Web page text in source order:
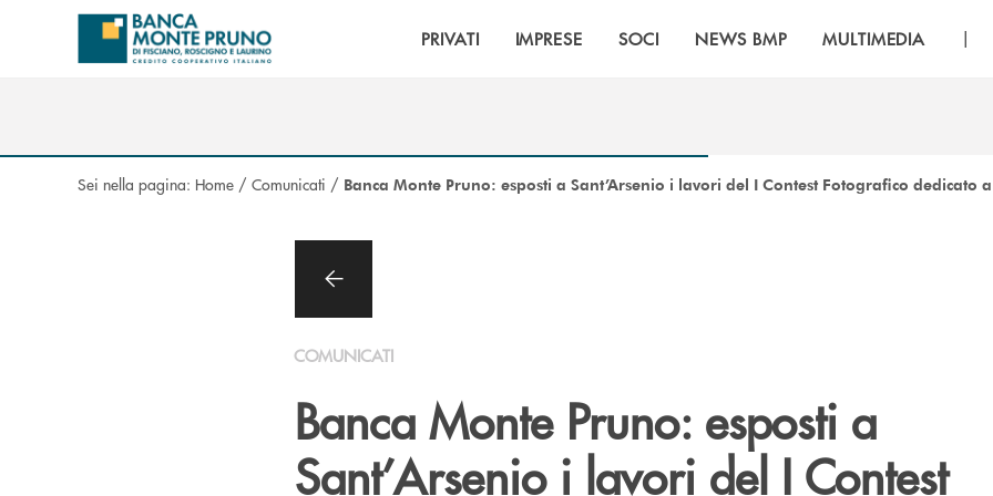
Salta al contenuto principale
PRIVATI IMPRESE SOCI NEWS BMP MULTIMEDIA |
Sei nella pagina: Home / Comunicati / Banca Monte Pruno: esposti a Sant’Arsenio i lavori del I Contest Fotografico dedicato a
COMUNICATI
Banca Monte Pruno: esposti a
Sant’Arsenio i lavori del I Contest